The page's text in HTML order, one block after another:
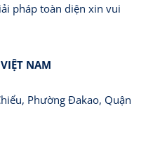
pháp toàn diện xin vui
NAM
Phường Đakao, Quận